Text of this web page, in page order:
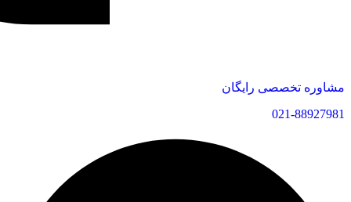
مشاوره تخصصی رایگان
021-88927981